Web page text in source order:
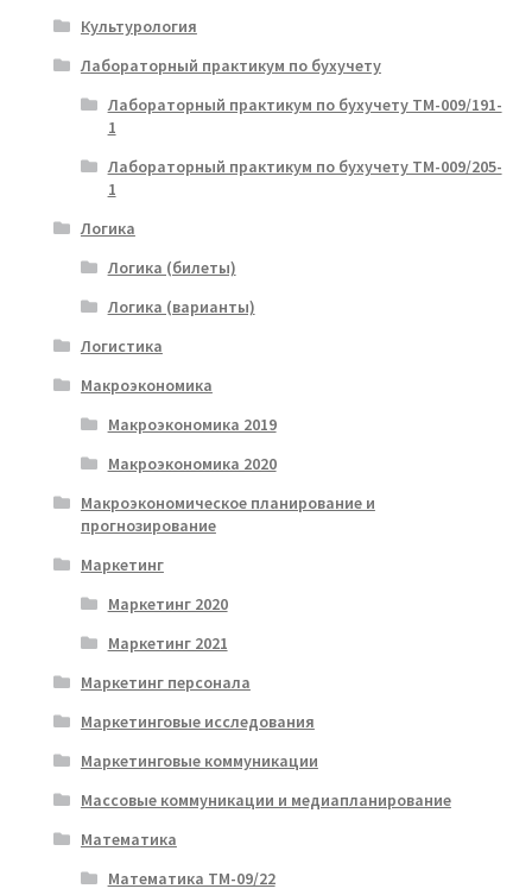
Культурология
Лабораторный практикум по бухучету
Лабораторный практикум по бухучету ТМ-009/191-
1
Лабораторный практикум по бухучету ТМ-009/205-
1
Логика
Логика (билеты)
Логика (варианты)
Логистика
Макроэкономика
Макроэкономика 2019
Макроэкономика 2020
Макроэкономическое планирование и
прогнозирование
Маркетинг
Маркетинг 2020
Маркетинг 2021
Маркетинг персонала
Маркетинговые исследования
Маркетинговые коммуникации
Массовые коммуникации и медиапланирование
Математика
Математика ТМ-09/22